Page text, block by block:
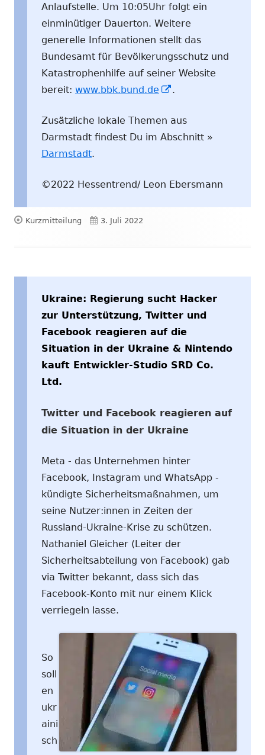
Anlaufstelle. Um 10:05Uhr folgt ein
einminütiger Dauerton. Weitere
generelle Informationen stellt das
Bundesamt für Bevölkerungsschutz und
Katastrophenhilfe auf seiner Website
bereit: www.bbk.bund.de
In
Fenster
öffnen
.
Zusätzliche lokale Themen aus
Darmstadt findest Du im Abschnitt »
Darmstadt.
©2022 Hessentrend/ Leon Ebersmann
Format
Kurzmitteilung Veröffentlicht
3. Juli 2022
Ukraine: Regierung sucht Hacker
zur Unterstützung, Twitter und
Facebook reagieren auf die
Situation in der Ukraine & Nintendo
kauft Entwickler-Studio SRD Co.
Ltd.
Twitter und Facebook reagieren auf
die Situation in der Ukraine
Meta - das Unternehmen hinter
Facebook, Instagram und WhatsApp -
kündigte Sicherheitsmaßnahmen, um
seine Nutzer:innen in Zeiten der
Russland-Ukraine-Krise zu schützen.
Nathaniel Gleicher (Leiter der
Sicherheitsabteilung von Facebook) gab
via Twitter bekannt, dass sich das
Facebook-Konto mit nur einem Klick
verriegeln lasse.
So
soll
en
ukr
aini
sch